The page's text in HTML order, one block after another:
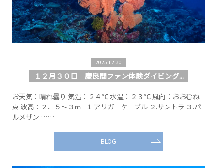
2025.12.30
１２月３０日 慶良間ファン体験ダイビング...
お天気：晴れ曇り 気温：２４℃ 水温：２３℃ 風向：おおむね
東 波高：２．５～３ｍ １.アリガーケーブル ２.サントラ ３.パ
ルメザン ……
BLOG